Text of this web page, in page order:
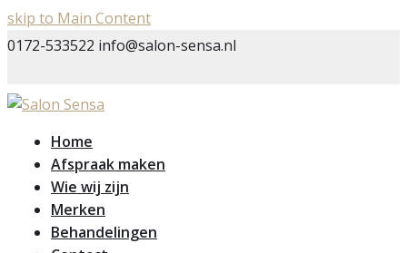
skip to Main Content
0172-533522 info@salon-sensa.nl
Home
Afspraak maken
Wie wij zijn
Merken
Behandelingen